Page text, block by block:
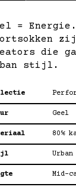
=
die
stijl.
Geel
80%
Mid-